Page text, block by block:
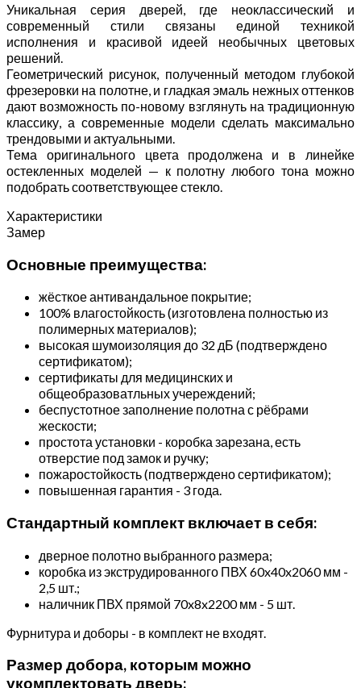
Уникальная серия дверей, где неоклассический и
современный стили связаны единой техникой
исполнения и красивой идеей необычных цветовых
решений.
Геометрический рисунок, полученный методом глубокой
фрезеровки на полотне, и гладкая эмаль нежных оттенков
дают возможность по-новому взглянуть на традиционную
классику, а современные модели сделать максимально
трендовыми и актуальными.
Тема оригинального цвета продолжена и в линейке
остекленных моделей — к полотну любого тона можно
подобрать соответствующее стекло.
Характеристики
Замер
Основные преимущества:
жёсткое антивандальное покрытие;
100% влагостойкость (изготовлена полностью из
полимерных материалов);
высокая шумоизоляция до 32 дБ (подтверждено
сертификатом);
сертификаты для медицинских и
общеобразоватльных учереждений;
беспустотное заполнение полотна с рёбрами
жескости;
простота установки - коробка зарезана, есть
отверстие под замок и ручку;
пожаростойкость (подтверждено сертификатом);
повышенная гарантия - 3 года.
Стандартный комплект включает в себя:
дверное полотно выбранного размера;
коробка из экструдированного ПВХ 60x40x2060 мм -
2,5 шт.;
наличник ПВХ прямой 70x8x2200 мм - 5 шт.
Фурнитура и доборы - в комплект не входят.
Размер добора, которым можно
укомплектовать дверь: